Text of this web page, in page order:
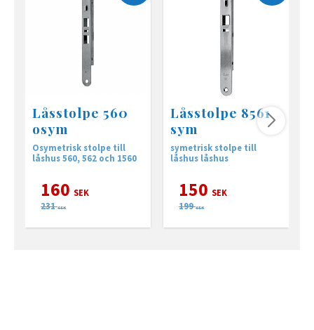
Låsstolpe 560
osym
Osymetrisk stolpe till
låshus 560, 562 och 1560
160 SEK
231 SEK
Låsstolpe 8561
sym
symetrisk stolpe till
låshus låshus
150 SEK
199 SEK